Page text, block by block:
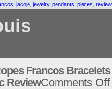
jacoje, jewelry, pendants pieces review,
Francos Bracelets
ReviewComments Off